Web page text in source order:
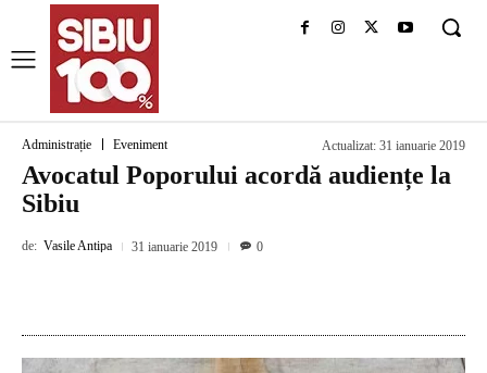
Administrație Eveniment Actualizat: 31 ianuarie 2019
Avocatul Poporului acordă audiențe la
Sibiu
de: Vasile Antipa 31 ianuarie 2019 0